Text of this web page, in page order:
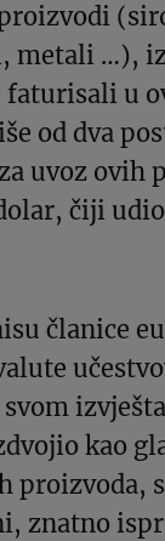
metali …),
faturisali u
od dva
uvoz ovih
čiji
članice
kao
proizvoda,
znatno